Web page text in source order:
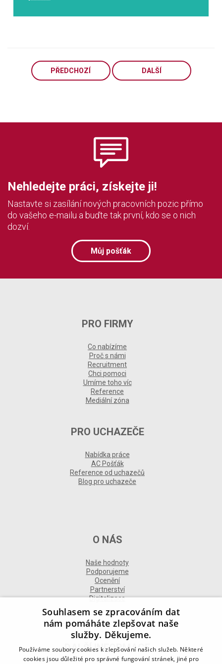
PŘEDCHOZÍ DALŠÍ
Nehledejte práci, získejte ji!
Nastavte si zasílání nových pracovních pozic přímo
do vašeho e-mailu a buďte tak první, kdo se o nich
dozví.
Můj pošťák
PRO FIRMY
Co nabízíme
Proč s námi
Recruitment
Chci pomoci
Umíme toho víc
Reference
Mediální zóna
PRO UCHAZEČE
Nabídka práce
AC Pošťák
Reference od uchazečů
Blog pro uchazeče
O NÁS
Naše hodnoty
Podporujeme
Ocenění
Partnerství
Digitalizace
DALŠÍ INFORMACE
Souhlasem se zpracováním dat
nám pomáháte zlepšovat naše
služby. Děkujeme.
Používáme soubory cookies k zlepšování našich služeb. Některé
cookies jsou důležité pro správné fungování stránek, jiné pro